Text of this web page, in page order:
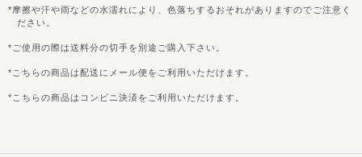
摩擦や汗や雨などの水濡れにより、色落ちするおそれがありますのでご注意く
ださい。
ご使用の際は送料分の切手を別途ご購入下さい。
こちらの商品は配送にメール便をご利用いただけます。
こちらの商品はコンビニ決済をご利用いただけます。